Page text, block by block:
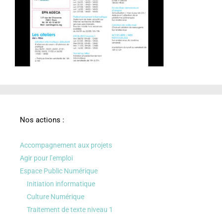
Nos actions :
Accompagnement aux projets
Agir pour l’emploi
Espace Public Numérique
Initiation informatique
Culture Numérique
Traitement de texte niveau 1